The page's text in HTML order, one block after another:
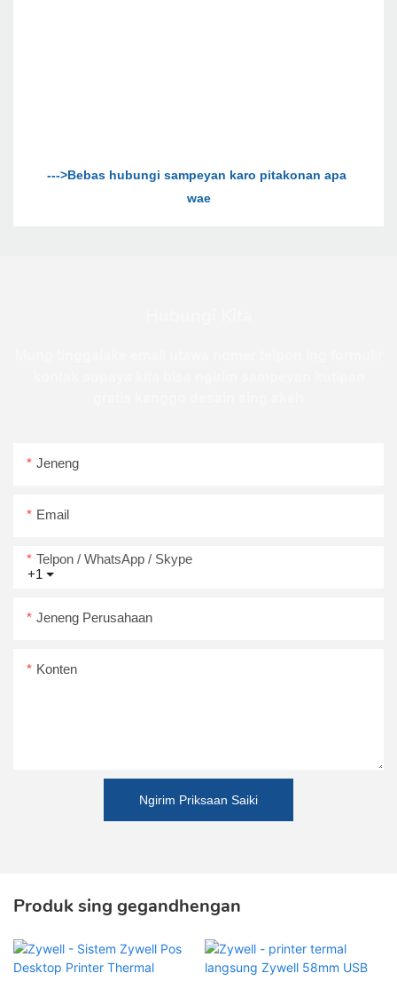
--->Bebas hubungi sampeyan karo pitakonan apa
wae
Jeneng
Email
+1
Telpon / WhatsApp / Skype
Jeneng Perusahaan
Konten
Ngirim Priksaan Saiki
Produk sing gegandhengan